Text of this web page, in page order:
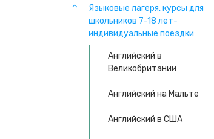
Языковые лагеря, курсы для
школьников 7-18 лет-
индивидуальные поездки
Английский в
Великобритании
Английский на Мальте
Английский в США